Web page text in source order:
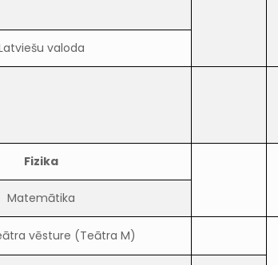
valoda
Fizika
Matemātika
vēsture (Teātra M)